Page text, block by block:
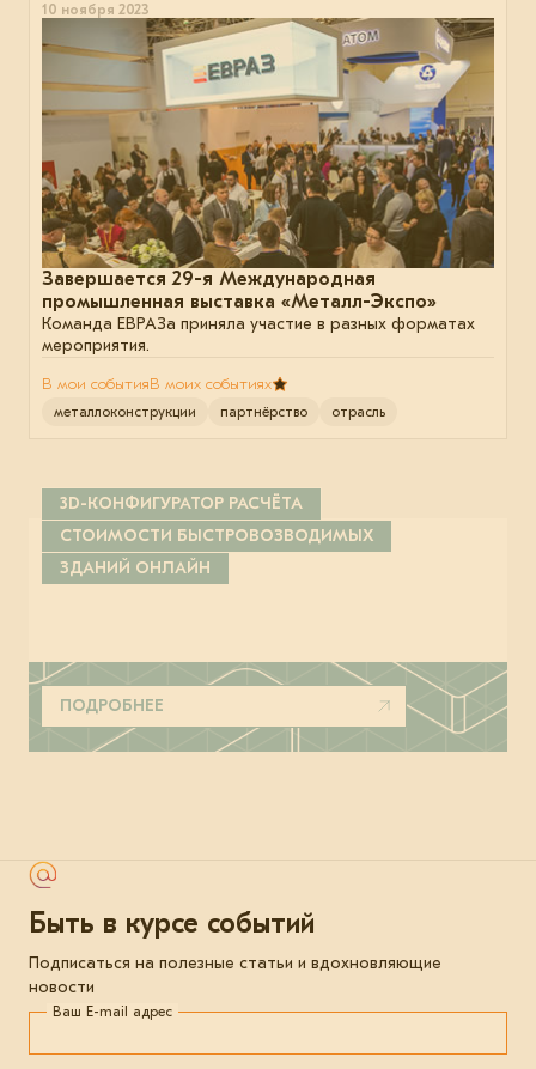
10 ноября 2023
Завершается 29-я Международная
промышленная выставка «Металл-Экспо»
Команда ЕВРАЗа приняла участие в разных форматах
мероприятия.
В мои событияВ моих событиях
металлоконструкции партнёрство отрасль
3D-КОНФИГУРАТОР РАСЧЁТА
СТОИМОСТИ БЫСТРОВОЗВОДИМЫХ
ЗДАНИЙ ОНЛАЙН
ПОДРОБНЕЕ
Быть в курсе событий
Подписаться на полезные статьи и вдохновляющие
новости
Ваш E-mail адрес